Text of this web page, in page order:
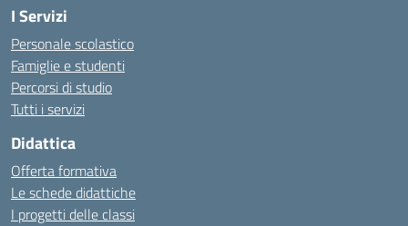
I Servizi
Personale scolastico
Famiglie e studenti
Percorsi di studio
Tutti i servizi
Didattica
Offerta formativa
Le schede didattiche
I progetti delle classi